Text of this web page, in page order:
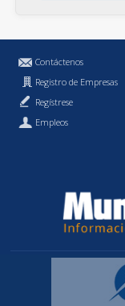
Contáctenos
Registro de Empresas
Regístrese
Empleos
Política de Privacidad
MundoMaritimo.cl es una